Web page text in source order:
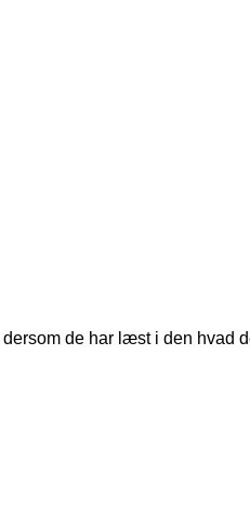
dersom de har læst i den hvad